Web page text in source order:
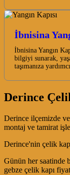
İbnisina
İbnisina Yangın
bilgiyi sunarak,
taşımanıza
Derince
Derince ilçemizde
montaj ve tamirat
Derince'nin çelik
Günün her saatinde
gebze çelik kapı